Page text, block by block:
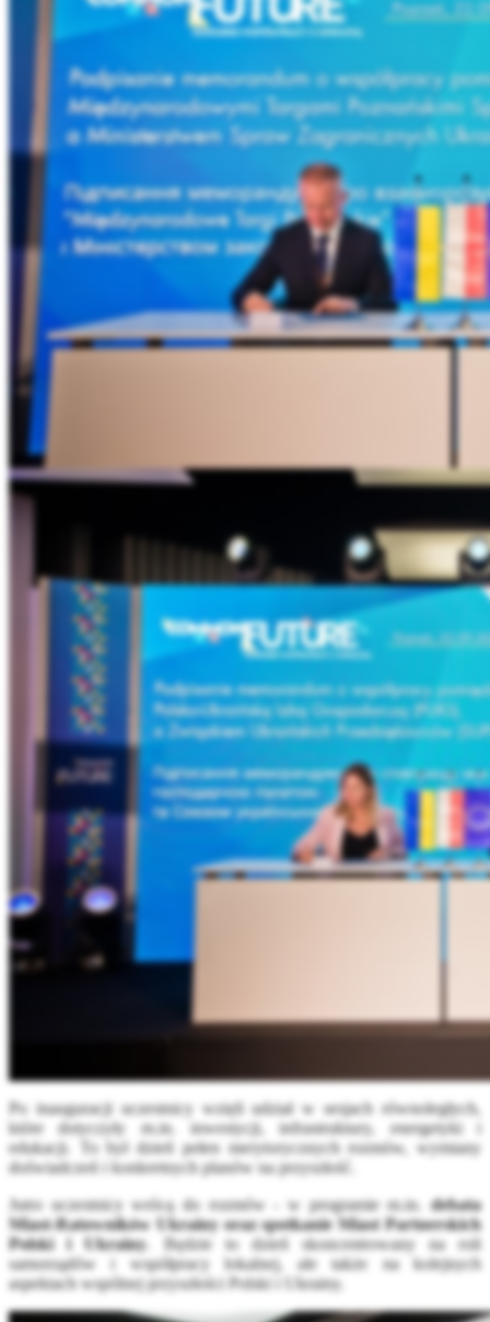
Po inauguracji uczestnicy wzięli udział w sesjach równoległych,
które dotyczyły m.in. inwestycji, infrastruktury, energetyki i
edukacji. To był dzień pełen merytorycznych rozmów, wymiany
doświadczeń i konkretnych planów na przyszłość.
Jutro uczestnicy wrócą do rozmów - w programie m.in.debata
Miast-Ratowników Ukrainy oraz spotkanie Miast Partnerskich
Polski i Ukrainy. Będzie to dzień skoncentrowany na roli
samorządów i współpracy lokalnej, ale także na kolejnych
aspektach wspólnej przyszłości Polski i Ukrainy.